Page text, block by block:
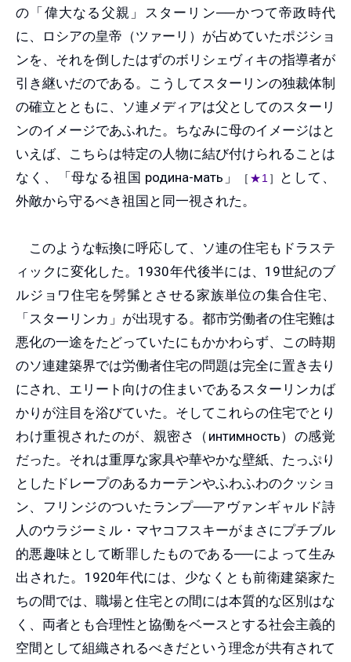
の「偉大なる父親」スターリン──かつて帝政時代
に、ロシアの皇帝（ツァーリ）が占めていたポジショ
ンを、それを倒したはずのボリシェヴィキの指導者が
引き継いだのである。こうしてスターリンの独裁体制
の確立とともに、ソ連メディアは父としてのスターリ
ンのイメージであふれた。ちなみに母のイメージはと
いえば、こちらは特定の人物に結び付けられることは
なく、「母なる祖国 родина-мать 」 ［ ★1 ］
として、
外敵から守るべき祖国と同一視された。
このような転換に呼応して、ソ連の住宅もドラステ
ィックに変化した。1930年代後半には、19世紀のブ
ルジョワ住宅を髣髴とさせる家族単位の集合住宅、
「スターリンカ」が出現する。都市労働者の住宅難は
悪化の一途をたどっていたにもかかわらず、この時期
のソ連建築界では労働者住宅の問題は完全に置き去り
にされ、エリート向けの住まいであるスターリンカば
かりが注目を浴びていた。そしてこれらの住宅でとり
わけ重視されたのが、親密さ（ интимность）の感覚
だった。それは重厚な家具や華やかな壁紙、たっぷり
としたドレープのあるカーテンやふわふわのクッショ
ン、フリンジのついたランプ──アヴァンギャルド詩
人のウラジーミル・マヤコフスキーがまさにプチブル
的悪趣味として断罪したものである──によって生み
出された。1920年代には、少なくとも前衛建築家た
ちの間では、職場と住宅との間には本質的な区別はな
く、両者とも合理性と協働をベースとする社会主義的
空間として組織されるべきだという理念が共有されて